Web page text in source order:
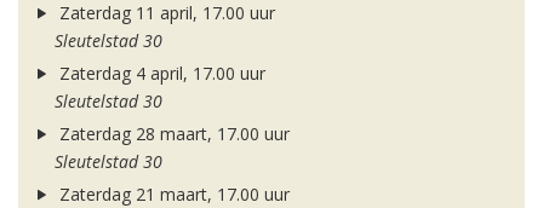
Zaterdag 11 april, 17.00 uur
Sleutelstad 30
Zaterdag 4 april, 17.00 uur
Sleutelstad 30
Zaterdag 28 maart, 17.00 uur
Sleutelstad 30
Zaterdag 21 maart, 17.00 uur